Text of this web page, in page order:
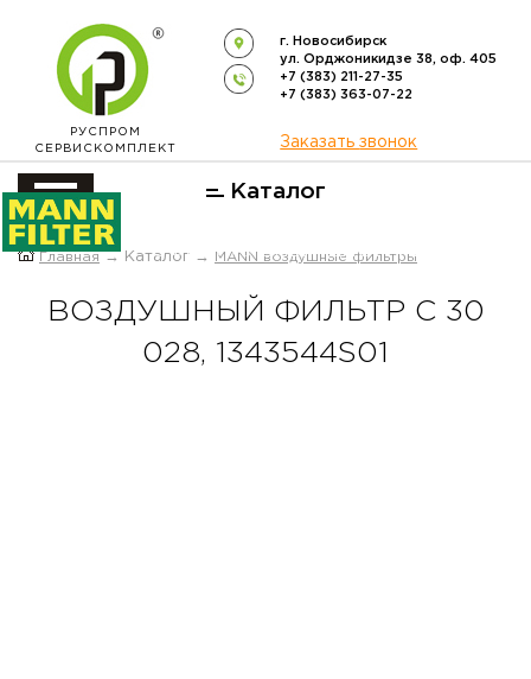
РУСПРОМ
СЕРВИСКОМПЛЕКТ
г. Новосибирск
ул. Орджоникидзе 38, оф. 405
+7 (383) 211-27-35
+7 (383) 363-07-22
Заказать звонок
Каталог
ОФИЦИАЛЬНЫЙ ДИСТРИБЬЮТОР
Главная → Каталог → MANN воздушные фильтры
ВОЗДУШНЫЙ ФИЛЬТР C 30
028, 1343544S01